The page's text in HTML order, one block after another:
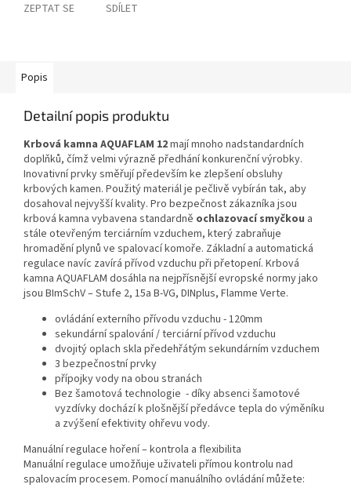
ZEPTAT SE SDÍLET
Popis
Detailní popis produktu
Krbová kamna AQUAFLAM 12mají mnoho nadstandardních
doplňků, čímž velmi výrazně předhání konkurenční výrobky.
Inovativní prvky směřují především ke zlepšení obsluhy
krbových kamen. Použitý materiál je pečlivě vybírán tak, aby
dosahoval nejvyšší kvality. Pro bezpečnost zákazníka jsou
krbová kamna vybavena standardně ochlazovací smyčkou a
stále otevřeným terciárním vzduchem, který zabraňuje
hromadění plynů ve spalovací komoře. Základní a automatická
regulace navíc zavírá přívod vzduchu při přetopení. Krbová
kamna AQUAFLAM dosáhla na nejpřísnější evropské normy jako
jsou BImSchV – Stufe 2, 15a B-VG, DINplus, Flamme Verte.
ovládání externího přívodu vzduchu - 120mm
sekundární spalování / terciární přívod vzduchu
dvojitý oplach skla předehřátým sekundárním vzduchem
3 bezpečnostní prvky
přípojky vody na obou stranách
Bez šamotová technologie - díky absenci šamotové
vyzdívky dochází k plošnější předávce tepla do výměníku
a zvýšení efektivity ohřevu vody.
Manuální regulace hoření – kontrola a flexibilita
Manuální regulace umožňuje uživateli přímou kontrolu nad
spalovacím procesem. Pomocí manuálního ovládání můžete: